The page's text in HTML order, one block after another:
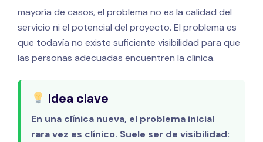
mayoría de casos, el problema no es la calidad del
servicio ni el potencial del proyecto. El problema es
que todavía no existe suficiente visibilidad para que
las personas adecuadas encuentren la clínica.
Idea clave
En una clínica nueva, el problema inicial
rara vez es clínico. Suele ser de visibilidad: